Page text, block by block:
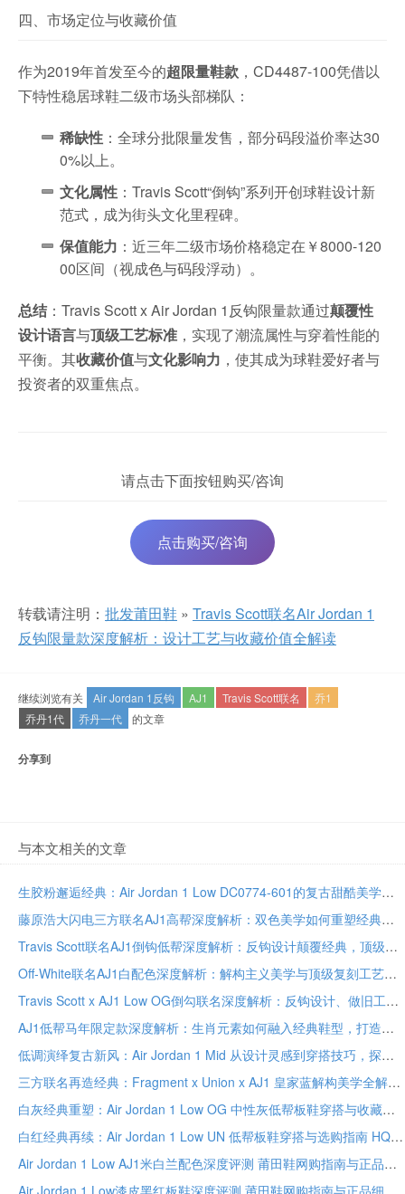
四、市场定位与收藏价值
作为2019年首发至今的超限量鞋款 ，CD4487-100凭借以
下特性稳居球鞋二级市场头部梯队：
稀缺性 ：全球分批限量发售，部分码段溢价率达30
0%以上。
文化属性 ：Travis Scott“倒钩”系列开创球鞋设计新
范式，成为街头文化里程碑。
保值能力 ：近三年二级市场价格稳定在￥8000-120
00区间（视成色与码段浮动）。
总结：Travis Scott x Air Jordan 1反钩限量款通过颠覆性
设计语言与顶级工艺标准 ，实现了潮流属性与穿着性能的
平衡。其收藏价值与文化影响力 ，使其成为球鞋爱好者与
投资者的双重焦点。
请点击下面按钮购买/咨询
点击购买/咨询
转载请注明： 批发莆田鞋 » Travis Scott联名Air Jordan 1
反钩限量款深度解析：设计工艺与收藏价值全解读
继续浏览有关 Air Jordan 1反钩 AJ1 Travis Scott联名
乔1
乔丹1代
乔丹一代 的文章
分享到
与本文相关的文章
生胶粉邂逅经典：Air Jordan 1 Low DC0774-601的复古甜酷美学与穿搭公式
藤原浩大闪电三方联名AJ1高帮深度解析：双色美学如何重塑经典，顶级联名收藏指南
Travis Scott联名AJ1倒钩低帮深度解析：反钩设计颠覆经典，顶级复刻工艺全指南
Off-White联名AJ1白配色深度解析：解构主义美学与顶级复刻工艺的完美融合
Travis Scott x AJ1 Low OG倒勾联名深度解析：反钩设计、做旧工艺与军事工装风穿搭指南
AJ1低帮马年限定款深度解析：生肖元素如何融入经典鞋型，打造独特收藏与穿搭价值
低调演绎复古新风：Air Jordan 1 Mid 从设计灵感到穿搭技巧，探索中帮板鞋的日常与文化魅力
三方联名再造经典：Fragment x Union x AJ1 皇家蓝解构美学全解析
白灰经典重塑：Air Jordan 1 Low OG 中性灰低帮板鞋穿搭与收藏解析
白红经典再续：Air Jordan 1 Low UN 低帮板鞋穿搭与选购指南 HQ6998-600
Air Jordan 1 Low AJ1米白兰配色深度评测 莆田鞋网购指南与正品鉴别全解析